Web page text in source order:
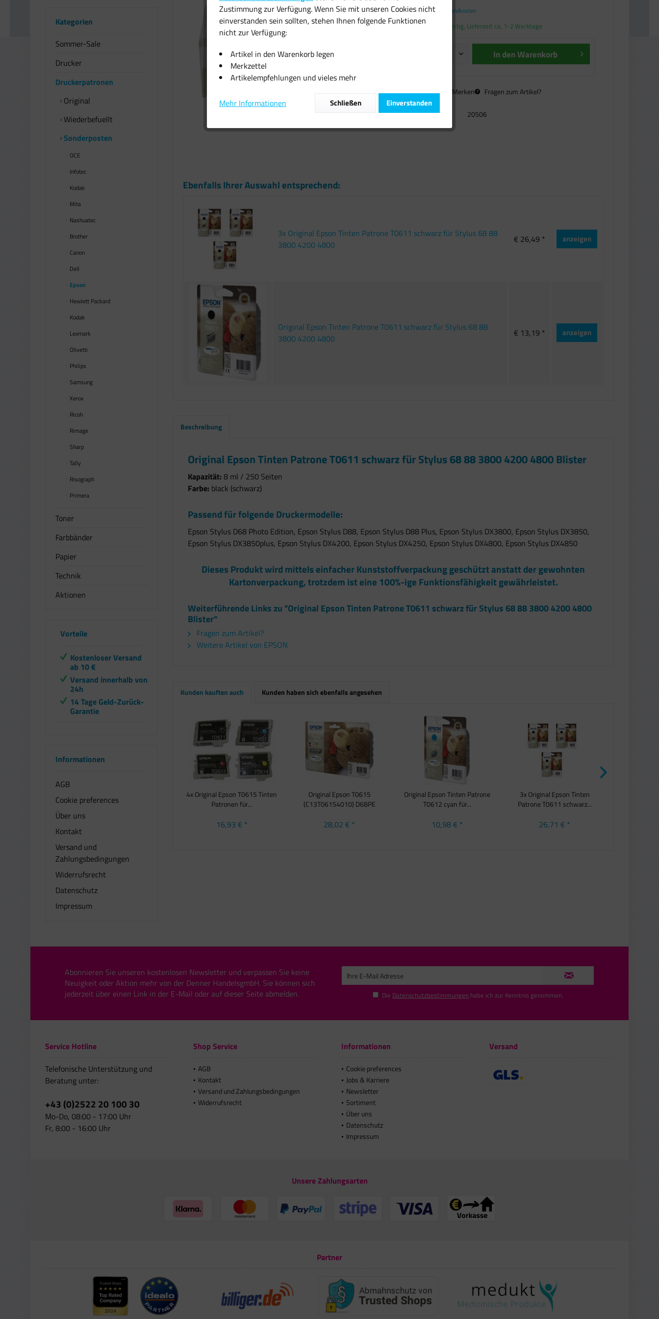
Kategorien
Sommer-Sale
Drucker
Druckerpatronen
Original
Wiederbefuellt
Sonderposten
OCE
Infotec
Kodak
Mita
Nashuatec
Brother
Canon
Dell
Epson
Hewlett Packard
Kodak
Lexmark
Olivetti
Philips
Samsung
Xerox
Ricoh
Rimage
Sharp
Tally
Risograph
Primera
Toner
Farbbänder
Papier
Technik
Aktionen
Vorteile
Kostenloser Versand
ab 10 €
Versand innerhalb von
24h
14 Tage Geld-Zurück-
Garantie
Informationen
AGB
Cookie preferences
Über uns
Kontakt
Versand und
Zahlungsbedingungen
Widerrufsrecht
Datenschutz
Impressum
inkl. MwSt.zzgl. Versandkosten
Sofort versandfertig, Lieferzeit ca. 1-2 Werktage
In denWarenkorb
Vergleichen Merken Fragen zum Artikel?
Artikel-Nr.: 20506
Ebenfalls Ihrer Auswahl entsprechend:
3x Original Epson Tinten Patrone T0611 schwarz für Stylus 68 88
3800 4200 4800
€ 26,49 * anzeigen
Original Epson Tinten Patrone T0611 schwarz für Stylus 68 88
3800 4200 4800
€ 13,19 * anzeigen
Beschreibung
Original Epson Tinten Patrone T0611 schwarz für Stylus 68 88 3800 4200 4800 Blister
Kapazität: 8 ml / 250 Seiten
Farbe: black (schwarz)
Passend für folgende Druckermodelle:
Epson Stylus D68 Photo Edition, Epson Stylus D88, Epson Stylus D88 Plus, Epson Stylus DX3800, Epson Stylus DX3850,
Epson Stylus DX3850plus, Epson Stylus DX4200, Epson Stylus DX4250, Epson Stylus DX4800, Epson Stylus DX4850
Dieses Produkt wird mittels einfacher Kunststoffverpackung geschützt anstatt der gewohnten
Kartonverpackung, trotzdem ist eine 100%-ige Funktionsfähigkeit gewährleistet.
Weiterführende Links zu "Original Epson Tinten Patrone T0611 schwarz für Stylus 68 88 3800 4200 4800
Blister"
Fragen zum Artikel?
Weitere Artikel von EPSON
Kunden kauften auch Kunden haben sich ebenfalls angesehen
4x Original Epson T0615 Tinten
Patronen für...
16,93 € *
Original Epson T0615
(C13T06154010) D68PE
28,02 € *
Original Epson Tinten Patrone
T0612 cyan für...
10,98 € *
3x Original Epson Tinten
Patrone T0611 schwarz...
26,71 € *
Abonnieren Sie unseren kostenlosen Newsletter und verpassen Sie keine
Neuigkeit oder Aktion mehr von der Denner HandelsgmbH. Sie können sich
jederzeit über einen Link in der E-Mail oder auf dieser Seite abmelden.
Die Datenschutzbestimmungen habe ich zur Kenntnis genommen.
Service Hotline
Telefonische Unterstützung und
Beratung unter:
+43 (0)2522 20 100 30
Mo-Do, 08:00 - 17:00 Uhr
Fr, 8:00 - 16:00 Uhr
Shop Service
AGB
Kontakt
Versand und Zahlungsbedingungen
Widerrufsrecht
Informationen
Cookie preferences
Jobs & Karriere
Newsletter
Sortiment
Über uns
Datenschutz
Impressum
Versand
Unsere Zahlungsarten
Partner
Zustimmung zur Verfügung. Wenn Sie mit unseren Cookies nicht
einverstanden sein sollten, stehen Ihnen folgende Funktionen
nicht zur Verfügung:
Artikel in den Warenkorb legen
Merkzettel
Artikelempfehlungen und vieles mehr
Mehr Informationen Einverstanden
Schließen